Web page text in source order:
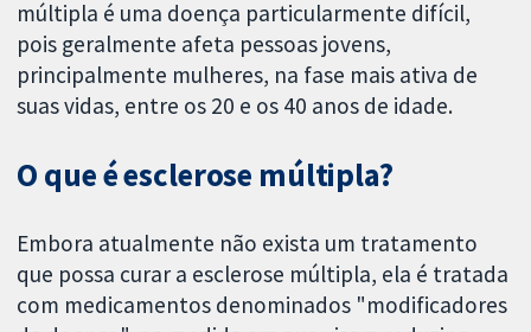
múltipla é uma doença particularmente difícil,
pois geralmente afeta pessoas jovens,
principalmente mulheres, na fase mais ativa de
suas vidas, entre os 20 e os 40 anos de idade.
O que é esclerose múltipla?
Embora atualmente não exista um tratamento
que possa curar a esclerose múltipla, ela é tratada
com medicamentos denominados "modificadores